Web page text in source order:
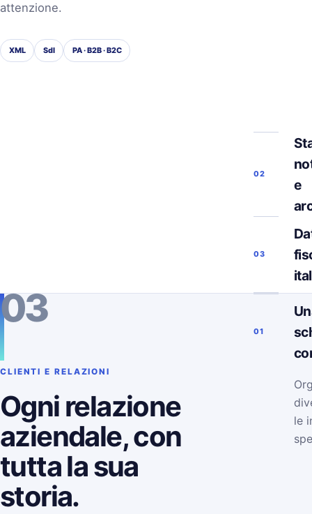
attenzione.
XML SdI PA · B2B · B2C
02
e
03
03
CLIENTI E RELAZIONI
Ogni relazione
aziendale, con
tutta la sua
storia.
01
le